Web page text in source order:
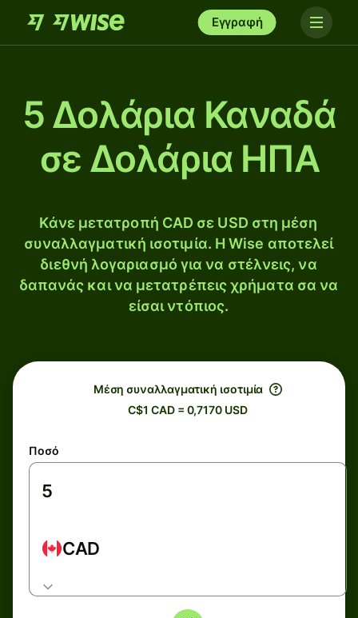
Εγγραφή
5 Δολάρια Καναδά
σε Δολάρια ΗΠΑ
Κάνε μετατροπή CAD σε USD στη μέση
συναλλαγματική ισοτιμία. Η Wise αποτελεί
διεθνή λογαριασμό για να στέλνεις, να
δαπανάς και να μετατρέπεις χρήματα σα να
είσαι ντόπιος.
Μέση συναλλαγματική ισοτιμία
C$1 CAD = 0,7170 USD
Ποσό
CAD